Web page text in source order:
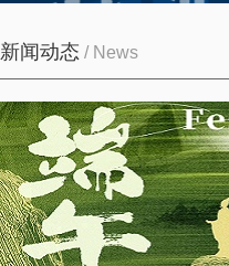
新闻动态 / News